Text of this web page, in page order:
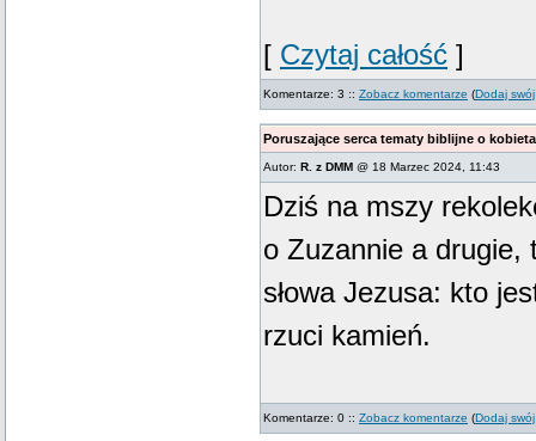
[ Czytaj całość ]
Komentarze: 3 :: Zobacz komentarze (Dodaj
Poruszające serca tematy biblijne o
Autor: R. z DMM @ 18 Marzec 2024, 11:43
Dziś na mszy
o Zuzannie a drugie,
słowa Jezusa: kto
rzuci kamień.
Komentarze: 0 :: Zobacz komentarze (Dodaj